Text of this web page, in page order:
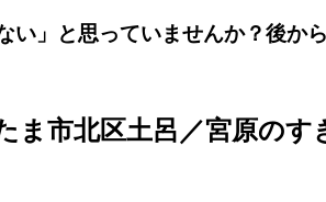
い」と思っていませんか？後か
ま市北区土呂／宮原の